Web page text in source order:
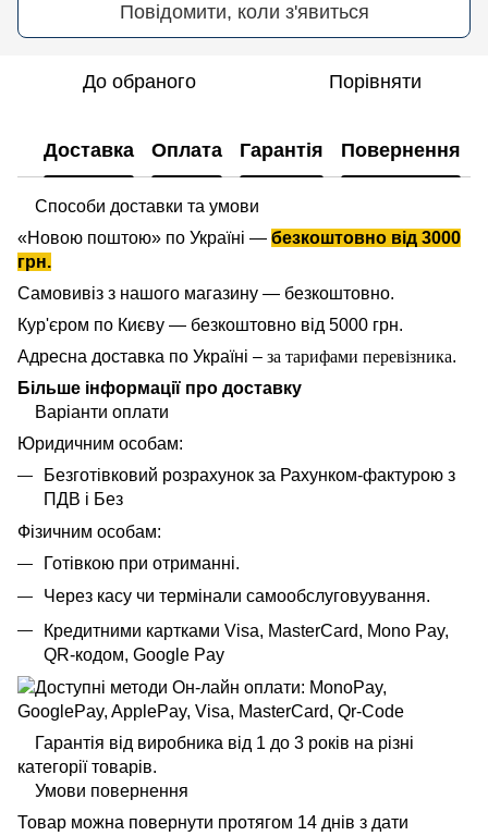
Повідомити, коли з'явиться
До обраного Порівняти
Доставка Оплата Гарантія Повернення
Способи доставки та умови
«Новою поштою» по Україні — безкоштовно від 3000
грн.
Самовивіз з нашого магазину — безкоштовно.
Кур'єром по Києву — безкоштовно від 5000 грн.
Адресна доставка по Україні – за тарифами перевізника.
Більше інформації про доставку
Варіанти оплати
Юридичним особам:
Безготівковий розрахунок за Рахунком-фактурою з
ПДВ і Без
Фізичним особам:
Готівкою при отриманні.
Через касу чи термінали самообслуговуування.
Кредитними картками Visa, MasterCard, Mono Pay,
QR-кодом, Google Pay
Гарантія від виробника від 1 до 3 років на різні
категорії товарів.
Умови повернення
Товар можна повернути протягом 14 днів з дати